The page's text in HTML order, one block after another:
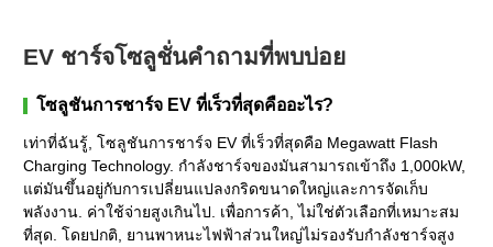
EV ชาร์จโซลูชั่นคำถามที่พบบ่อย
โซลูชันการชาร์จ EV ที่เร็วที่สุดคืออะไร?
เท่าที่ฉันรู้, โซลูชันการชาร์จ EV ที่เร็วที่สุดคือ Megawatt Flash
Charging Technology. กำลังชาร์จของมันสามารถเข้าถึง 1,000kW,
แต่มันขึ้นอยู่กับการเปลี่ยนแปลงกริดขนาดใหญ่และการจัดเก็บ
พลังงาน. ค่าใช้จ่ายสูงเกินไป. เพื่อการค้า, ไม่ใช่ตัวเลือกที่เหมาะสม
ที่สุด. โดยปกติ, ยานพาหนะไฟฟ้าส่วนใหญ่ไม่รองรับกำลังชาร์จสูง